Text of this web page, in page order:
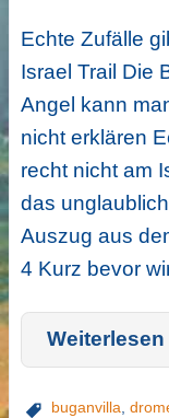
Echte Zufälle
Israel Trail Die
Angel kann
nicht erklären
recht nicht am
das
Auszug aus
4 Kurz bevor
Weiterlesen
buganvilla,